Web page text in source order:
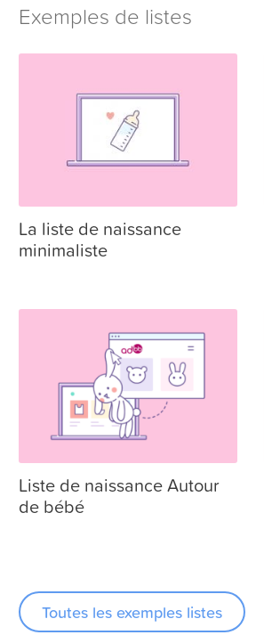
Exemples de listes
La liste de naissance
minimaliste
Liste de naissance Autour
de bébé
Toutes les exemples listes